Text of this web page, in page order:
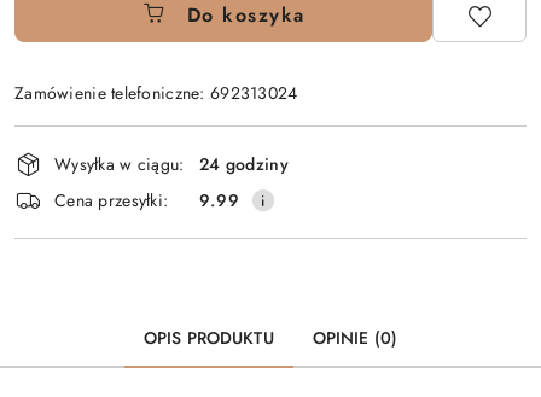
Do koszyka
Zamówienie telefoniczne: 692313024
Dostępność
i
dostawa
Wysyłka w ciągu:
24 godziny
Cena przesyłki:
9.99
OPIS PRODUKTU OPINIE (0)